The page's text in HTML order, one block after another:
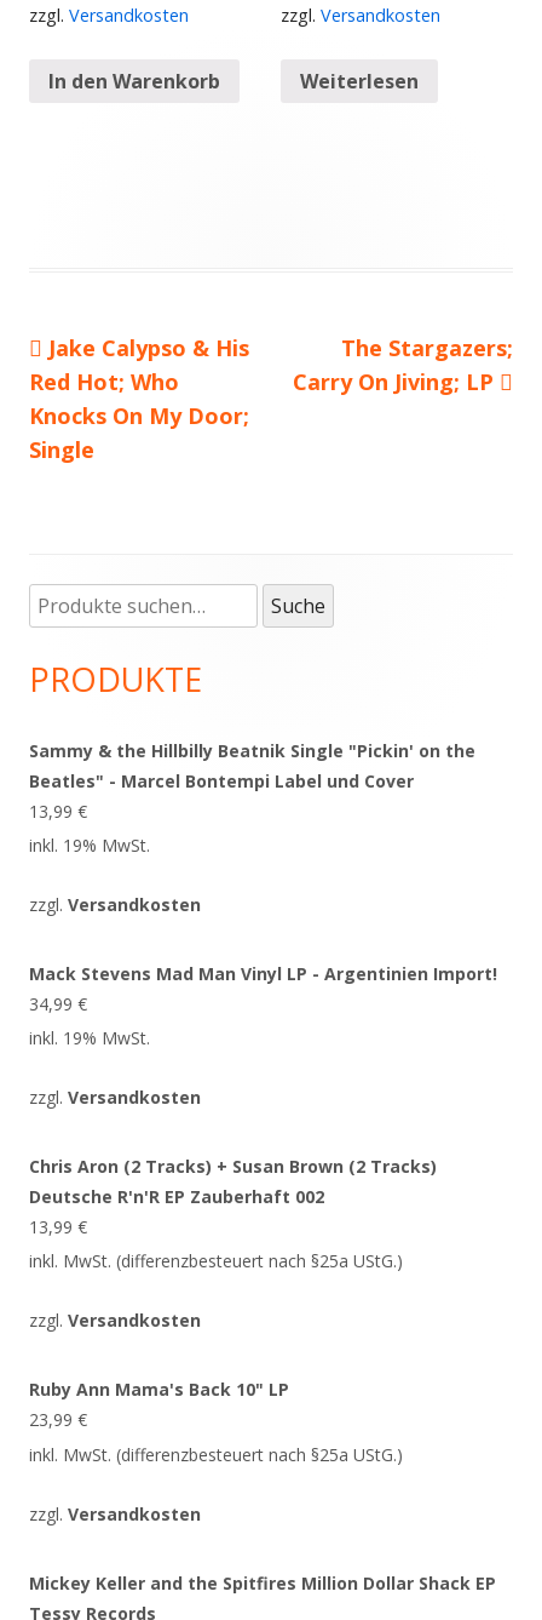
zzgl. Versandkosten
In den Warenkorb
zzgl. Versandkosten
Weiterlesen
Beitragsnavigation
Vorheriger
Beitrag:
Jake Calypso & His
Red Hot; Who
Knocks On My Door;
Single
Nächster
Beitrag
The Stargazers;
Carry On Jiving; LP
Haupt-
Seitenleiste
Suche
nach:
Suche
PRODUKTE
Sammy & the Hillbilly Beatnik Single "Pickin' on the
Beatles" - Marcel Bontempi Label und Cover
13,99 €
inkl. 19% MwSt.
zzgl. Versandkosten
Mack Stevens Mad Man Vinyl LP - Argentinien Import!
34,99 €
inkl. 19% MwSt.
zzgl. Versandkosten
Chris Aron (2 Tracks) + Susan Brown (2 Tracks)
Deutsche R'n'R EP Zauberhaft 002
13,99 €
inkl. MwSt. (differenzbesteuert nach §25a UStG.)
zzgl. Versandkosten
Ruby Ann Mama's Back 10" LP
23,99 €
inkl. MwSt. (differenzbesteuert nach §25a UStG.)
zzgl. Versandkosten
Mickey Keller and the Spitfires Million Dollar Shack EP
Tessy Records